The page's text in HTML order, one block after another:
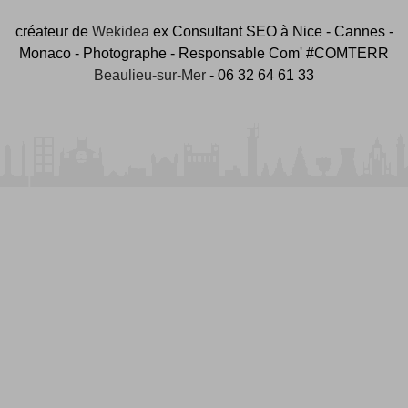
créateur de Wekidea ex Consultant SEO à Nice - Cannes -
Monaco - Photographe - Responsable Com' #COMTERR
Beaulieu-sur-Mer - 06 32 64 61 33